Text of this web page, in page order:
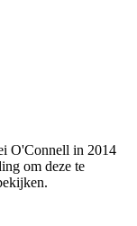
O'Connell in 2014
om deze te